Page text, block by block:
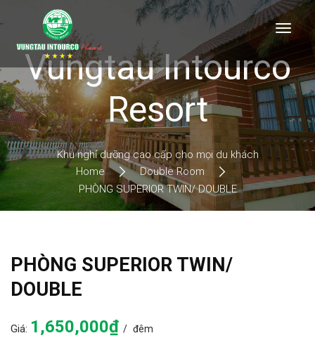
Vungtau Intourco
Resort
Khu nghỉ dưỡng cao cấp cho mọi du khách
Home
Double Room
PHÒNG SUPERIOR TWIN/ DOUBLE
PHÒNG SUPERIOR TWIN/
DOUBLE
Giá: 1,650,000₫ đêm